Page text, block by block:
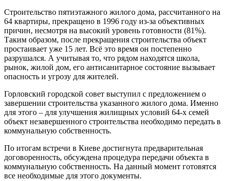
Строительство пятиэтажного жилого дома, рассчитанного на
64 квартиры, прекращено в 1996 году из-за объективных
причин, несмотря на высокий уровень готовности (81%).
Таким образом, после прекращения строительства объект
простаивает уже 15 лет. Всё это время он постепенно
разрушался. А учитывая то, что рядом находятся школа,
рынок, жилой дом, его антисанитарное состояние вызывает
опасность и угрозу для жителей.
Горловский городской совет выступил с предложением о
завершении строительства указанного жилого дома. Именно
для этого – для улучшения жилищных условий 64-х семей
объект незавершенного строительства необходимо передать в
коммунальную собственность.
По итогам встречи в Киеве достигнута предварительная
договоренность, обсуждена процедура передачи объекта в
коммунальную собственность. На данный момент готовятся
все необходимые для этого документы.